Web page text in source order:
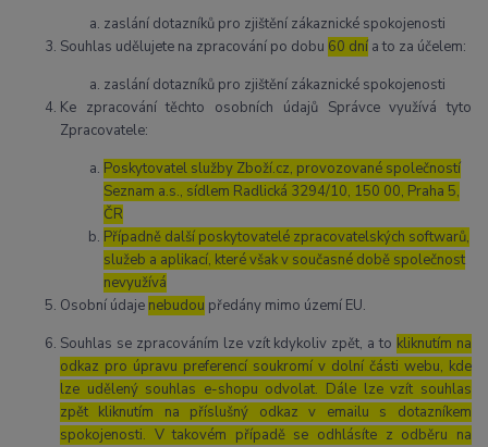
zaslání dotazníků pro zjištění zákaznické spokojenosti
Souhlas udělujete na zpracování po dobu 60 dní a to za účelem:
zaslání dotazníků pro zjištění zákaznické spokojenosti
Ke zpracování těchto osobních údajů Správce využívá tyto
Zpracovatele:
Poskytovatel služby Zboží.cz, provozované společností
Seznam a.s., sídlem Radlická 3294/10, 150 00, Praha 5,
ČR
Případně další poskytovatelé zpracovatelských softwarů,
služeb a aplikací, které však v současné době společnost
nevyužívá
Osobní údaje nebudou předány mimo území EU.
Souhlas se zpracováním lze vzít kdykoliv zpět, a to kliknutím na
odkaz pro úpravu preferencí soukromí v dolní části webu, kde
lze udělený souhlas e-shopu odvolat. Dále lze vzít souhlas
zpět kliknutím na příslušný odkaz v emailu s dotazníkem
spokojenosti. V takovém případě se odhlásíte z odběru na